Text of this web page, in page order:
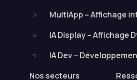
MultIApp – Affichage
IA Display – Affichage
IA Dev –
Nos secteurs